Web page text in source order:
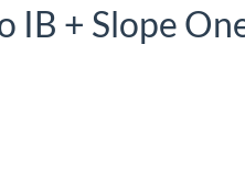
IB + Slope